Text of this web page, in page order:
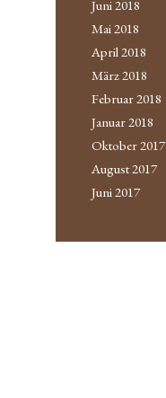
Juni 2018
Mai 2018
April 2018
März 2018
Februar 2018
Januar 2018
Oktober 2017
August 2017
Juni 2017